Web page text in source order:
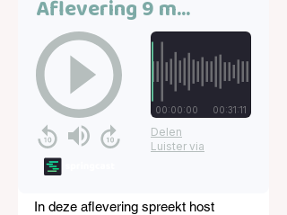
In deze aflevering spreekt host